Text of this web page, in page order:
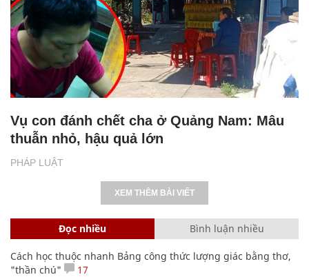
PHÁP LUẬT
Vụ con đánh chết cha ở Quảng Nam: Mâu
thuẫn nhỏ, hậu quả lớn
XEM THÊM BÀI VIẾT
Đọc nhiều Bình luận nhiều
Cách học thuộc nhanh Bảng công thức lượng giác bằng thơ,
"thần chú"
17